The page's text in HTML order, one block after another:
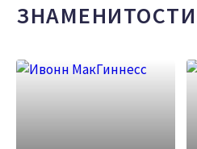
ЗНАМЕНИТОСТИ